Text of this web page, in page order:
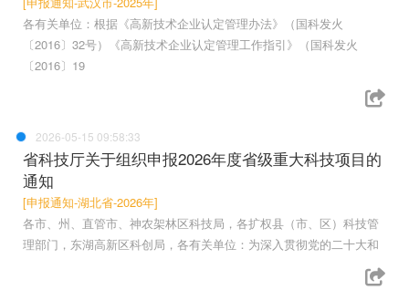
各有关单位：根据《高新技术企业认定管理办法》（国科发火
〔2016〕32号）《高新技术企业认定管理工作指引》（国科发火
〔2016〕19
2026-05-15 09:58:33
省科技厅关于组织申报2026年度省级重大科技项目的
通知
[申报通知-湖北省-2026年]
各市、州、直管市、神农架林区科技局，各扩权县（市、区）科技管
理部门，东湖高新区科创局，各有关单位：为深入贯彻党的二十大和